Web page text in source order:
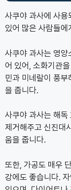
사쿠야 과사에 사용
있어 많은 사람들
사쿠야 과사는 영양
어 있어, 소화기관
민과 미네랄이 풍
을 줍니다.
사쿠야 과사는 해독
제거해주고 신진대
움을 줍니다.
또한, 가공도 매우
강에도 좋습니다.